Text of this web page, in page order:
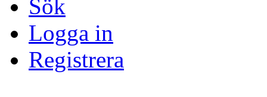
Sök
Logga in
Registrera